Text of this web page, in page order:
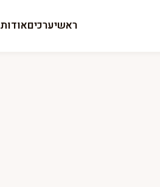
ראשיערכיםאודות